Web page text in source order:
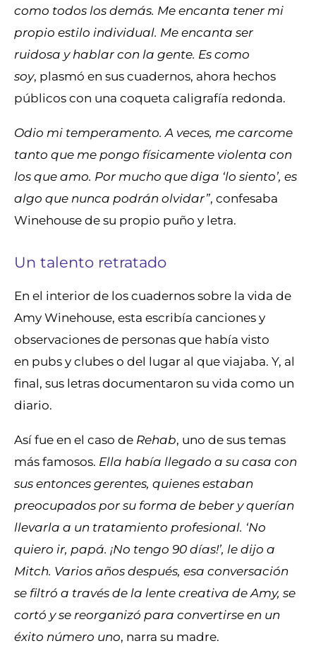
como todos los demás. Me encanta tener mi
propio estilo individual. Me encanta ser
ruidosa y hablar con la gente. Es como
soy, plasmó en sus cuadernos, ahora hechos
públicos con una coqueta caligrafía redonda.
Odio mi temperamento. A veces, me carcome
tanto que me pongo físicamente violenta con
los que amo. Por mucho que diga ‘lo siento’, es
algo que nunca podrán olvidar”, confesaba
Winehouse de su propio puño y letra.
Un talento retratado
En el interior de los cuadernos sobre la vida de
Amy Winehouse, esta escribía canciones y
observaciones de personas que había visto
en pubs y clubes o del lugar al que viajaba. Y, al
final, sus letras documentaron su vida como un
diario.
Así fue en el caso de Rehab, uno de sus temas
más famosos. Ella había llegado a su casa con
sus entonces gerentes, quienes estaban
preocupados por su forma de beber y querían
llevarla a un tratamiento profesional. ‘No
quiero ir, papá. ¡No tengo 90 días!’, le dijo a
Mitch. Varios años después, esa conversación
se filtró a través de la lente creativa de Amy, se
cortó y se reorganizó para convertirse en un
éxito número uno, narra su madre.